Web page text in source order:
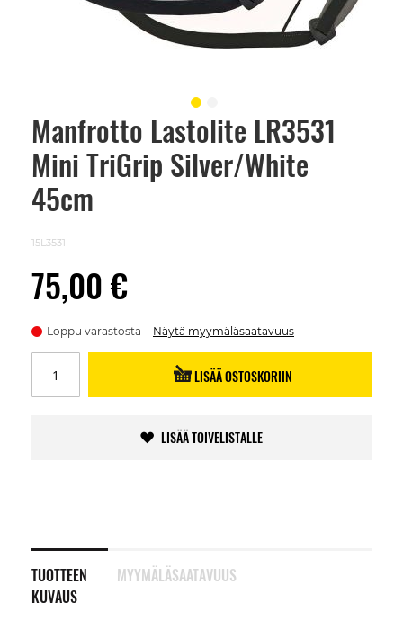
Manfrotto Lastolite LR3531
Mini TriGrip Silver/White
45cm
15L3531
75,00 €
Loppu varastosta Näytä myymäläsaatavuus
LISÄÄ OSTOSKORIIN
LISÄÄ TOIVELISTALLE
TUOTTEEN
KUVAUS
MYYMÄLÄSAATAVUUS
Skip
beginning
images